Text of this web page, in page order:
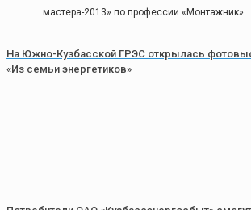
мастера-2013» по профессии «Монтажник»
На Южно-Кузбасской ГРЭС открылась
«Из семьи энергетиков»